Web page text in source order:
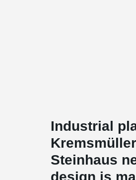
Industrial
Steinhaus
design is